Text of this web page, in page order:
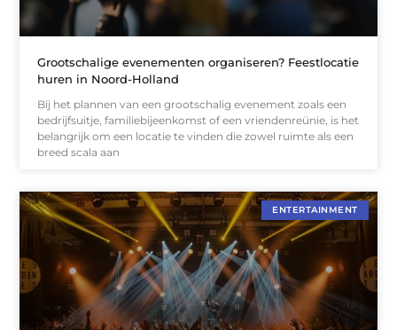
Grootschalige evenementen organiseren? Feestlocatie
huren in Noord-Holland
Bij het plannen van een grootschalig evenement zoals een
bedrijfsuitje, familiebijeenkomst of een vriendenreünie, is het
belangrijk om een locatie te vinden die zowel ruimte als een
breed scala aan
ENTERTAINMENT